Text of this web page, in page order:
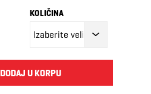
KOLIČINA
DODAJ U KORPU